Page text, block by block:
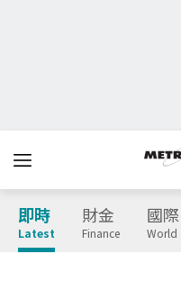
即時
Latest
財金
Finance
國際
World